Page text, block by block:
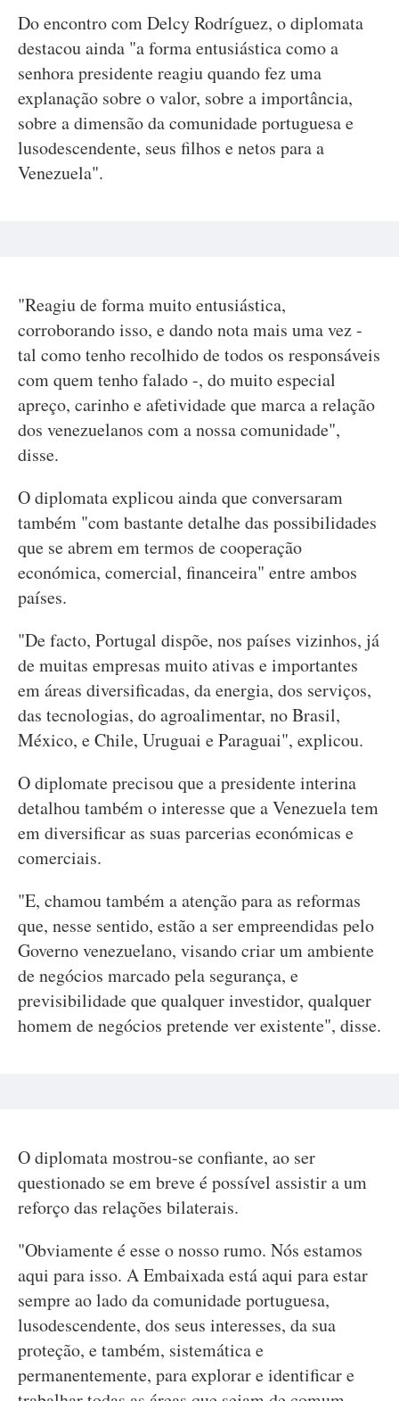
Do encontro com Delcy Rodríguez, o diplomata
destacou ainda "a forma entusiástica como a
senhora presidente reagiu quando fez uma
explanação sobre o valor, sobre a importância,
sobre a dimensão da comunidade portuguesa e
lusodescendente, seus filhos e netos para a
Venezuela".
"Reagiu de forma muito entusiástica,
corroborando isso, e dando nota mais uma vez -
tal como tenho recolhido de todos os responsáveis
com quem tenho falado -, do muito especial
apreço, carinho e afetividade que marca a relação
dos venezuelanos com a nossa comunidade",
disse.
O diplomata explicou ainda que conversaram
também "com bastante detalhe das possibilidades
que se abrem em termos de cooperação
económica, comercial, financeira" entre ambos
países.
"De facto, Portugal dispõe, nos países vizinhos, já
de muitas empresas muito ativas e importantes
em áreas diversificadas, da energia, dos serviços,
das tecnologias, do agroalimentar, no Brasil,
México, e Chile, Uruguai e Paraguai", explicou.
O diplomate precisou que a presidente interina
detalhou também o interesse que a Venezuela tem
em diversificar as suas parcerias económicas e
comerciais.
"E, chamou também a atenção para as reformas
que, nesse sentido, estão a ser empreendidas pelo
Governo venezuelano, visando criar um ambiente
de negócios marcado pela segurança, e
previsibilidade que qualquer investidor, qualquer
homem de negócios pretende ver existente", disse.
O diplomata mostrou-se confiante, ao ser
questionado se em breve é possível assistir a um
reforço das relações bilaterais.
"Obviamente é esse o nosso rumo. Nós estamos
aqui para isso. A Embaixada está aqui para estar
sempre ao lado da comunidade portuguesa,
lusodescendente, dos seus interesses, da sua
proteção, e também, sistemática e
permanentemente, para explorar e identificar e